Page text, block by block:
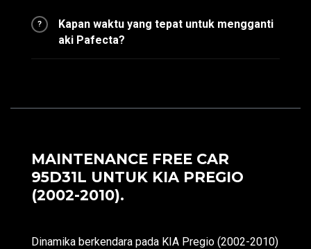
?
Kapan waktu yang tepat untuk mengganti
aki Pafecta?
MAINTENANCE FREE CAR
95D31L UNTUK KIA PREGIO
(2002-2010).
Dinamika berkendara pada KIA Pregio (2002-2010)